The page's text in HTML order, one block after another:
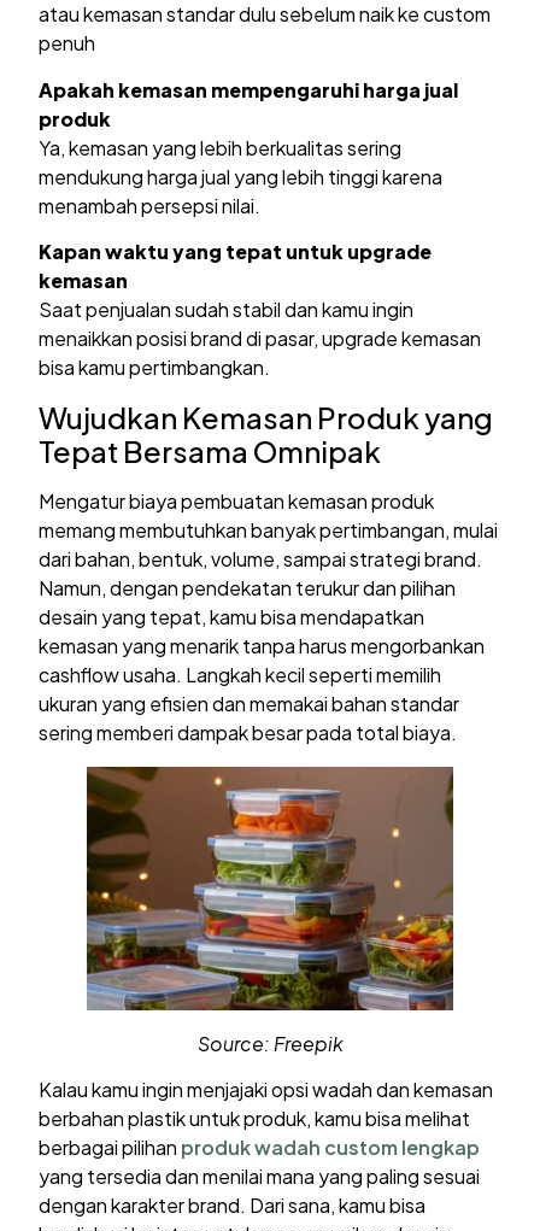
atau kemasan standar dulu sebelum naik ke custom
penuh
Apakah kemasan mempengaruhi harga jual
produk
Ya, kemasan yang lebih berkualitas sering
mendukung harga jual yang lebih tinggi karena
menambah persepsi nilai.
Kapan waktu yang tepat untuk upgrade
kemasan
Saat penjualan sudah stabil dan kamu ingin
menaikkan posisi brand di pasar, upgrade kemasan
bisa kamu pertimbangkan.
Wujudkan Kemasan Produk yang
Tepat Bersama Omnipak
Mengatur biaya pembuatan kemasan produk
memang membutuhkan banyak pertimbangan, mulai
dari bahan, bentuk, volume, sampai strategi brand.
Namun, dengan pendekatan terukur dan pilihan
desain yang tepat, kamu bisa mendapatkan
kemasan yang menarik tanpa harus mengorbankan
cashflow usaha. Langkah kecil seperti memilih
ukuran yang efisien dan memakai bahan standar
sering memberi dampak besar pada total biaya.
Source: Freepik
Kalau kamu ingin menjajaki opsi wadah dan kemasan
berbahan plastik untuk produk, kamu bisa melihat
berbagai pilihan produk wadah custom lengkap
yang tersedia dan menilai mana yang paling sesuai
dengan karakter brand. Dari sana, kamu bisa